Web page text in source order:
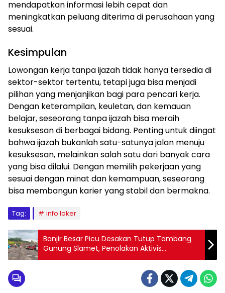
mendapatkan informasi lebih cepat dan
meningkatkan peluang diterima di perusahaan yang
sesuai.
Kesimpulan
Lowongan kerja tanpa ijazah tidak hanya tersedia di
sektor-sektor tertentu, tetapi juga bisa menjadi
pilihan yang menjanjikan bagi para pencari kerja.
Dengan keterampilan, keuletan, dan kemauan
belajar, seseorang tanpa ijazah bisa meraih
kesuksesan di berbagai bidang. Penting untuk diingat
bahwa ijazah bukanlah satu-satunya jalan menuju
kesuksesan, melainkan salah satu dari banyak cara
yang bisa dilalui. Dengan memilih pekerjaan yang
sesuai dengan minat dan kemampuan, seseorang
bisa membangun karier yang stabil dan bermakna.
Tag: info loker
Banjir Besar Picu Desakan Tutup Tambang
Gunung Slamet, Penolakan Aktivis
Meningkat